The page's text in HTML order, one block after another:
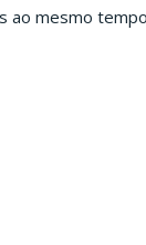
ao mesmo